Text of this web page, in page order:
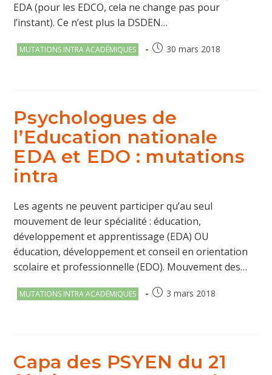
EDA (pour les EDCO, cela ne change pas pour
l’instant). Ce n’est plus la DSDEN…
Post
MUTATIONS INTRA ACADÉMIQUES
Publication
30 mars 2018
Psychologues de
l’Education nationale
EDA et EDO : mutations
intra
Les agents ne peuvent participer qu’au seul
mouvement de leur spécialité : éducation,
développement et apprentissage (EDA) OU
éducation, développement et conseil en orientation
scolaire et professionnelle (EDO). Mouvement des…
Post
MUTATIONS INTRA ACADÉMIQUES
Publication
3 mars 2018
Capa des PSYEN du 21